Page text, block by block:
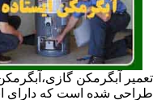
تعمیر آبگرمکن